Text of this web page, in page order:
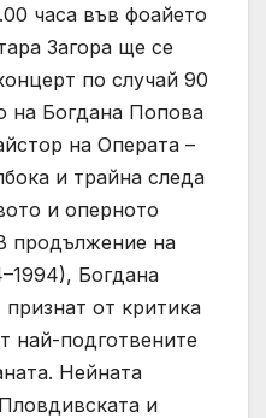
часа във фоайето
Загора ще се
по случай 90
на Богдана Попова
на Операта –
и трайна следа
и оперното
продължение на
Богдана
от критика
най-подготвените
Нейната
и